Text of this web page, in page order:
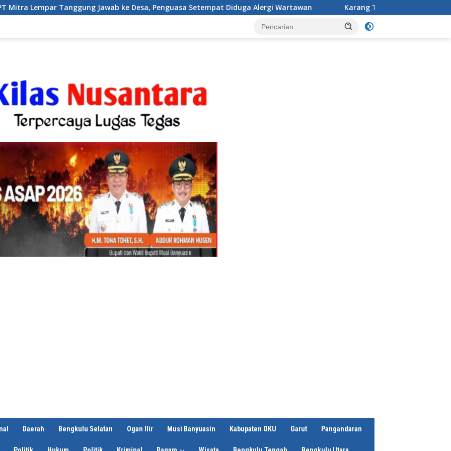
Jawab ke Desa, Penguasa Setempat Diduga Alergi Wartawan Karang Taruna Desa Jonggol menggelar aksi
Daerah Bengkulu Selatan Ogan Ilir Musi Banyuasin Kabupaten OKU Garut Pangandaran